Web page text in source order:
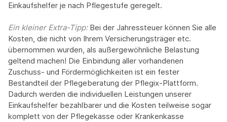
Einkaufshelfer je nach Pflegestufe geregelt.
Ein kleiner Extra-Tipp:‍ Bei der Jahressteuer können Sie alle
Kosten, die nicht von Ihrem Versicherungsträger etc.
übernommen wurden, als außergewöhnliche Belastung
geltend machen! Die Einbindung aller vorhandenen
Zuschuss- und Fördermöglichkeiten ist ein fester
Bestandteil der Pflegeberatung der Pflegix-Plattform.
Dadurch werden die individuellen Leistungen unserer
Einkaufshelfer bezahlbarer und die Kosten teilweise sogar
komplett von der Pflegekasse oder Krankenkasse